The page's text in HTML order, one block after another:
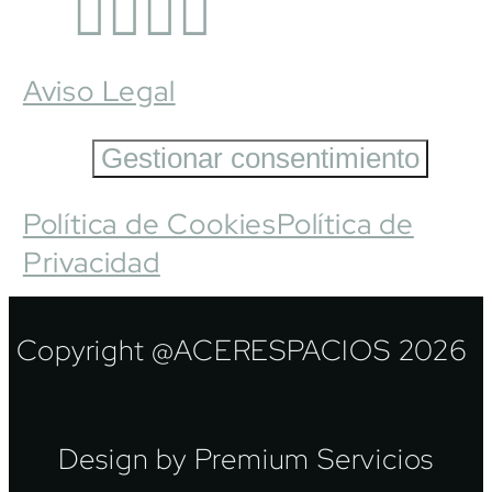
Aviso Legal
Gestionar consentimiento
Política de CookiesPolítica de
Privacidad
Copyright @ACERESPACIOS 2026
Design by Premium Servicios